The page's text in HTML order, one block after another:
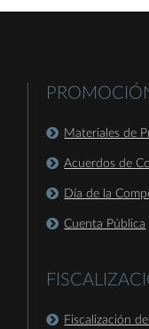
Materiales de
Acuerdos de
Día de la
Cuenta Pública
Fiscalización